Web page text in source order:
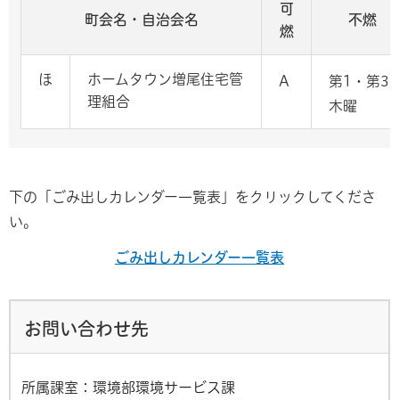
町会名・自治会名
可
燃
不燃
ほ
ホームタウン増尾住宅管
理組合
A
第1・第3
木曜
下の「ごみ出しカレンダー一覧表」をクリックしてくださ
い。
ごみ出しカレンダー一覧表
お問い合わせ先
所属課室：環境部環境サービス課